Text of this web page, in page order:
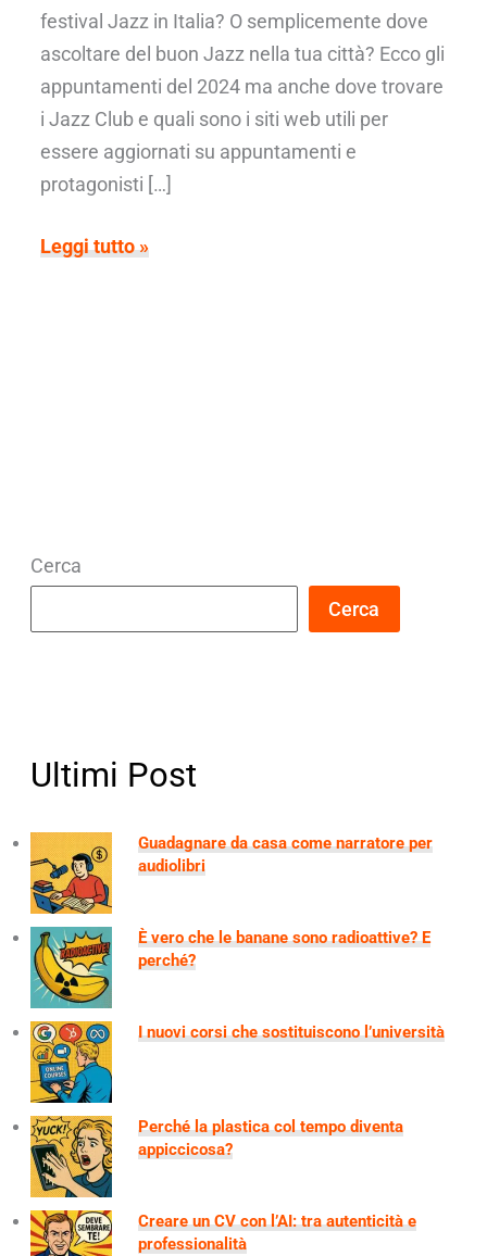
festival Jazz in Italia? O semplicemente dove
ascoltare del buon Jazz nella tua città? Ecco gli
appuntamenti del 2024 ma anche dove trovare
i Jazz Club e quali sono i siti web utili per
essere aggiornati su appuntamenti e
protagonisti […]
Ti
Leggi tutto »
Cerca
Cerca
Ultimi Post
Guadagnare da casa come narratore per
audiolibri
È vero che le banane sono radioattive? E
perché?
I nuovi corsi che sostituiscono l’università
Perché la plastica col tempo diventa
appiccicosa?
Creare un CV con l’AI: tra autenticità e
professionalità